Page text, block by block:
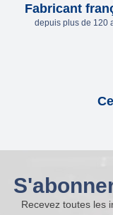
Fabricant
depuis plus de 120
Recevez toutes les